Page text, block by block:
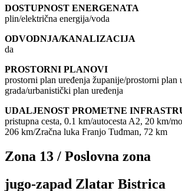
DOSTUPNOST ENERGENATA
plin/električna energija/voda
ODVODNJA/KANALIZACIJA
da
PROSTORNI PLANOVI
prostorni plan uređenja županije/prostorni plan
grada/urbanistički plan uređenja
UDALJENOST PROMETNE
pristupna cesta, 0.1 km/autocesta A2, 20 km/
206 km/Zračna luka Franjo Tuđman, 72 km
Zona 13 / Poslovna zona
jugo-zapad Zlatar Bistrica